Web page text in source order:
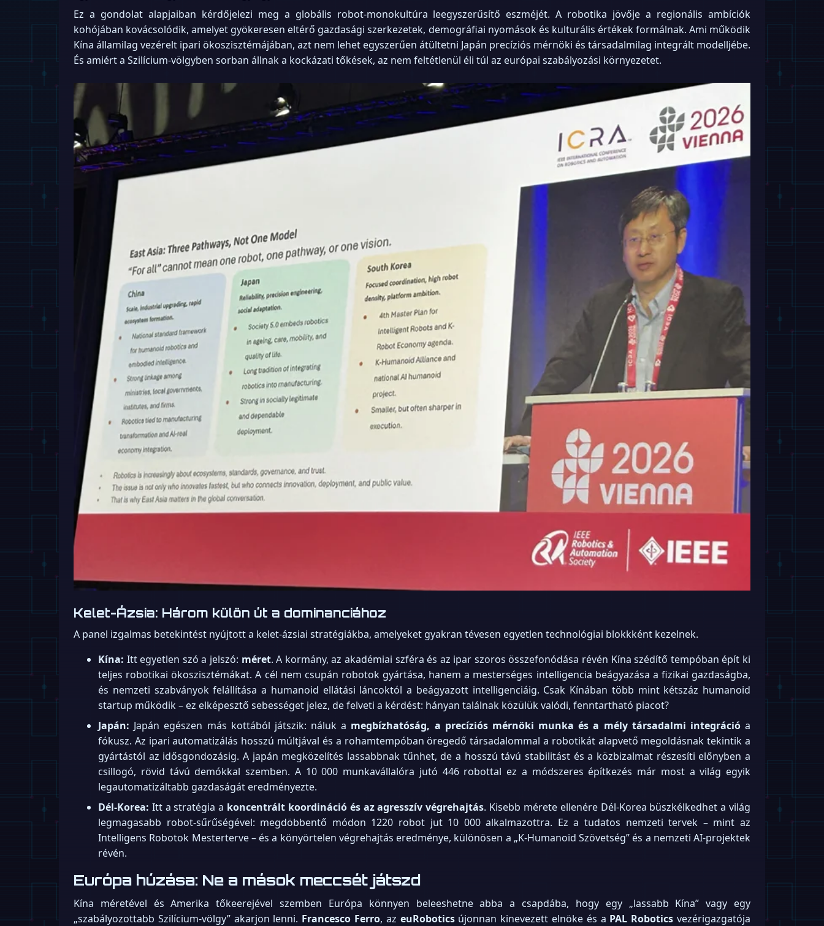
Ez a gondolat alapjaiban kérdőjelezi meg a globális robot-monokultúra leegyszerűsítő eszméjét. A robotika jövője a regionális ambíciók
kohójában kovácsolódik, amelyet gyökeresen eltérő gazdasági szerkezetek, demográfiai nyomások és kulturális értékek formálnak. Ami működik
Kína államilag vezérelt ipari ökoszisztémájában, azt nem lehet egyszerűen átültetni Japán precíziós mérnöki és társadalmilag integrált modelljébe.
És amiért a Szilícium-völgyben sorban állnak a kockázati tőkések, az nem feltétlenül éli túl az európai szabályozási környezetet.
Kelet-Ázsia: Három külön út a dominanciához
A panel izgalmas betekintést nyújtott a kelet-ázsiai stratégiákba, amelyeket gyakran tévesen egyetlen technológiai blokkként kezelnek.
Kína: Itt egyetlen szó a jelszó: méret. A kormány, az akadémiai szféra és az ipar szoros összefonódása révén Kína szédítő tempóban épít ki
teljes robotikai ökoszisztémákat. A cél nem csupán robotok gyártása, hanem a mesterséges intelligencia beágyazása a fizikai gazdaságba,
és nemzeti szabványok felállítása a humanoid ellátási láncoktól a beágyazott intelligenciáig. Csak Kínában több mint kétszáz humanoid
startup működik – ez elképesztő sebességet jelez, de felveti a kérdést: hányan találnak közülük valódi, fenntartható piacot?
Japán: Japán egészen más kottából játszik: náluk a megbízhatóság, a precíziós mérnöki munka és a mély társadalmi integrációa
fókusz. Az ipari automatizálás hosszú múltjával és a rohamtempóban öregedő társadalommal a robotikát alapvető megoldásnak tekintik a
gyártástól az idősgondozásig. A japán megközelítés lassabbnak tűnhet, de a hosszú távú stabilitást és a közbizalmat részesíti előnyben a
csillogó, rövid távú demókkal szemben. A 10 000 munkavállalóra jutó 446 robottal ez a módszeres építkezés már most a világ egyik
legautomatizáltabb gazdaságát eredményezte.
Dél-Korea: Itt a stratégia a koncentrált koordináció és az agresszív végrehajtás. Kisebb mérete ellenére Dél-Korea büszkélkedhet a világ
legmagasabb robot-sűrűségével: megdöbbentő módon 1220 robot jut 10 000 alkalmazottra. Ez a tudatos nemzeti tervek – mint az
Intelligens Robotok Mesterterve – és a könyörtelen végrehajtás eredménye, különösen a „K-Humanoid Szövetség” és a nemzeti AI-projektek
révén.
Európa húzása: Ne a mások meccsét játszd
Kína méretével és Amerika tőkeerejével szemben Európa könnyen beleeshetne abba a csapdába, hogy egy „lassabb Kína” vagy egy
„szabályozottabb Szilícium-völgy” akarjon lenni. Francesco Ferro, az euRoboticsújonnan kinevezett elnöke és a PAL Robotics vezérigazgatója